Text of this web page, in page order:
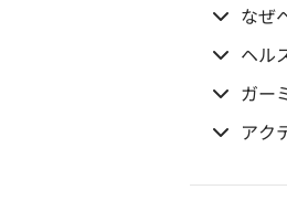
なぜ
ヘル
ガー
アク